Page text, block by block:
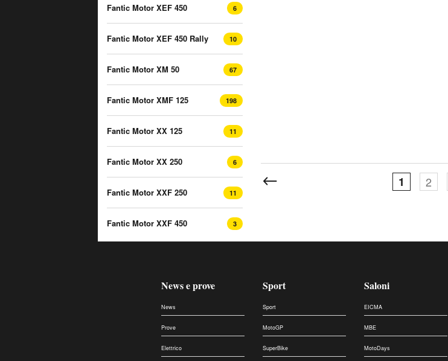
Fantic Motor XEF 450 6
Fantic Motor XEF 450 Rally 10
Fantic Motor XM 50 67
Fantic Motor XMF 125 198
Fantic Motor XX 125 11
Fantic Motor XX 250 6
Fantic Motor XXF 250 11
Fantic Motor XXF 450 3
1 2
News e prove
News
Prove
Elettrico
Sport
Sport
MotoGP
SuperBike
Saloni
EICMA
MBE
MotoDays